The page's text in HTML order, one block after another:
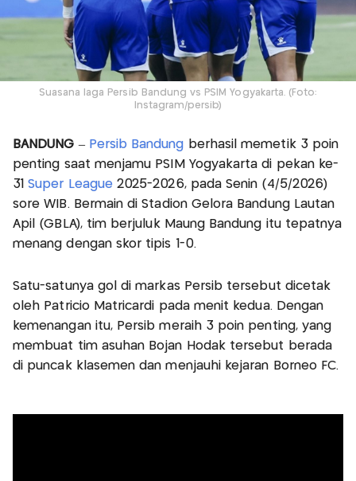
Suasana laga Persib Bandung vs PSIM Yogyakarta. (Foto:
Instagram/persib)
BANDUNG– Persib Bandung berhasil memetik 3 poin
penting saat menjamu PSIM Yogyakarta di pekan ke-
31Super League2025-2026, pada Senin (4/5/2026)
sore WIB. Bermain di Stadion Gelora Bandung Lautan
Apil (GBLA), tim berjuluk Maung Bandung itu tepatnya
menang dengan skor tipis 1-0.
Satu-satunya gol di markas Persib tersebut dicetak
oleh Patricio Matricardi pada menit kedua. Dengan
kemenangan itu, Persib meraih 3 poin penting, yang
membuat tim asuhan Bojan Hodak tersebut berada
di puncak klasemen dan menjauhi kejaran Borneo FC.